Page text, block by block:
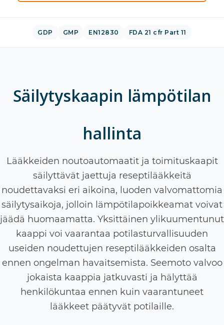
GDP GMP EN12830 FDA 21 cfr Part 11
Säilytyskaapin lämpötilan
hallinta
Lääkkeiden noutoautomaatit ja toimituskaapit
säilyttävät jaettuja reseptilääkkeitä
noudettavaksi eri aikoina, luoden valvomattomia
säilytysaikoja, jolloin lämpötilapoikkeamat voivat
jäädä huomaamatta. Yksittäinen ylikuumentunut
kaappi voi vaarantaa potilasturvallisuuden
useiden noudettujen reseptilääkkeiden osalta
ennen ongelman havaitsemista. Seemoto valvoo
jokaista kaappia jatkuvasti ja hälyttää
henkilökuntaa ennen kuin vaarantuneet
lääkkeet päätyvät potilaille.